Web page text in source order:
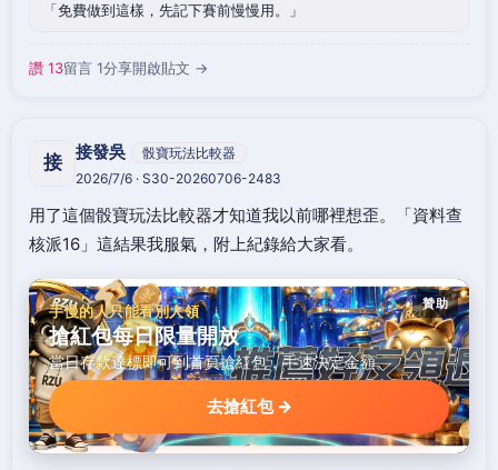
免費做到這樣，先記下賽前慢慢用。
讚 13留言 1分享開啟貼文 →
接 接發吳
骰寶玩法比較器
2026/7/6 · S30-20260706-2483
用了這個骰寶玩法比較器才知道我以前哪裡想歪。「資料查
核派16」這結果我服氣，附上紀錄給大家看。
贊助
手慢的人只能看別人領
搶紅包每日限量開放
當日存款達標即可到首頁搶紅包，手速決定金額。
去搶紅包 →